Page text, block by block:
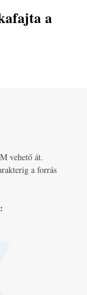
a
vehető át.
a forrás